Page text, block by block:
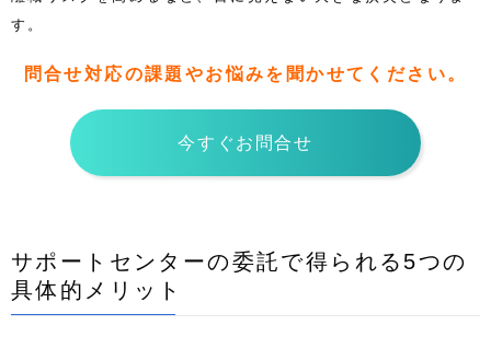
す。
問合せ対応の課題やお悩みを聞かせてください。
今すぐお問合せ
サポートセンターの委託で得られる5つの
具体的メリット